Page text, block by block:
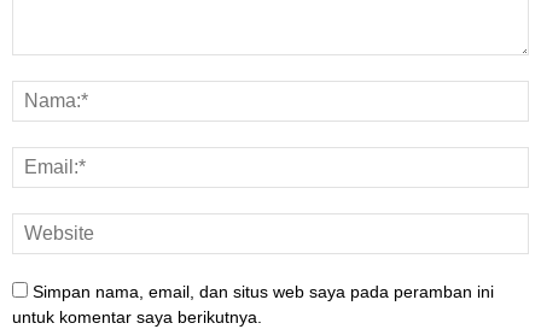
Simpan nama, email, dan situs web saya pada peramban ini
untuk komentar saya berikutnya.